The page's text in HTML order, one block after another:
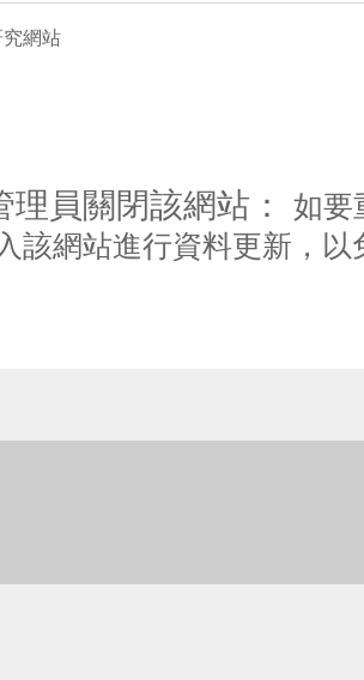
網站
員關閉該網站： 如要
該網站進行資料更新，以